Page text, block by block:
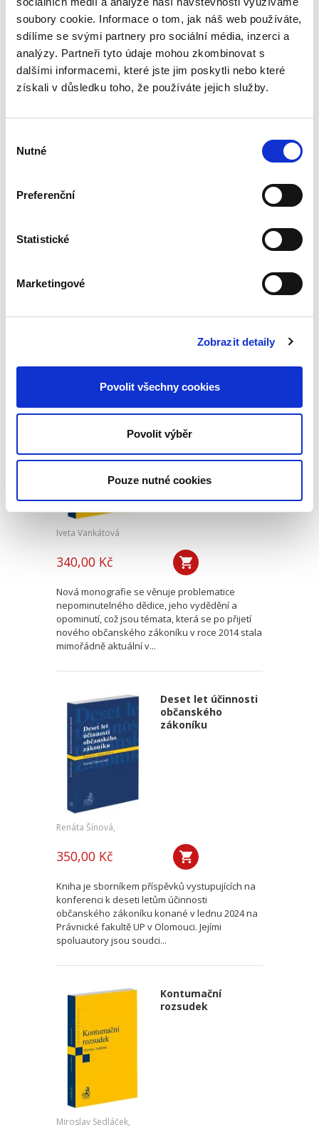
soubory cookie. Informace o tom, jak náš web používáte,
sdílíme se svými partnery pro sociální média, inzerci a
analýzy. Partneři tyto údaje mohou zkombinovat s
dalšími informacemi, které jste jim poskytli nebo které
získali v důsledku toho, že používáte jejich služby.
souhlasu
Nutné
Preferenční
Statistické
Marketingové
Zobrazit detaily
Povolit všechny cookies
Povolit výběr
Pouze nutné cookies
Publikace pojednává o předpokladech vzniku
povinnosti nahradit újmu způsobenou zvířetem
podle § 2933 až 2935 ObčZ. Nejde ale pouze o
ryzí teorii, v knize čtenář nalezne srozumitelná
řešení...
po deseti letech
Jan Jaroš
mediace, jejímu začlenění mezi alternativními
Nepominutelný
dědic a jeho
vydědění
Iveta Vankátová
340,00 Kč
Nová monografie se věnuje problematice
nepominutelného dědice, jeho vydědění a
opominutí, což jsou témata, která se po přijetí
nového občanského zákoníku v roce 2014 stala
mimořádně aktuální v...
Deset let účinnosti
občanského
zákoníku
Renáta Šínová,
350,00 Kč
Kniha je sborníkem příspěvků vystupujících na
konferenci k deseti letům účinnosti
občanského zákoníku konané v lednu 2024 na
Právnické fakultě UP v Olomouci. Jejími
spoluautory jsou soudci...
Kontumační
rozsudek
Miroslav Sedláček,